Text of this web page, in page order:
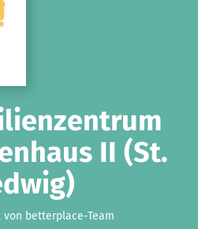
II (St.
betterplace-Team